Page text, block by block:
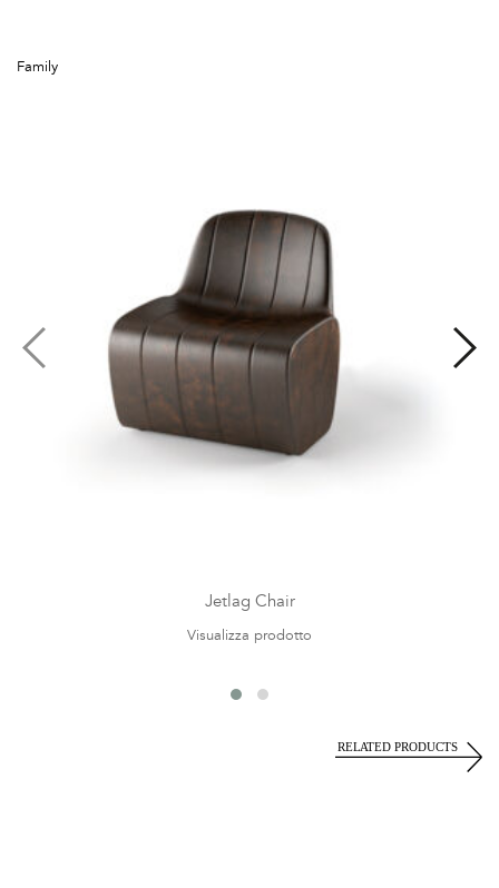
Family
Jetlag Chair
Visualizza prodotto